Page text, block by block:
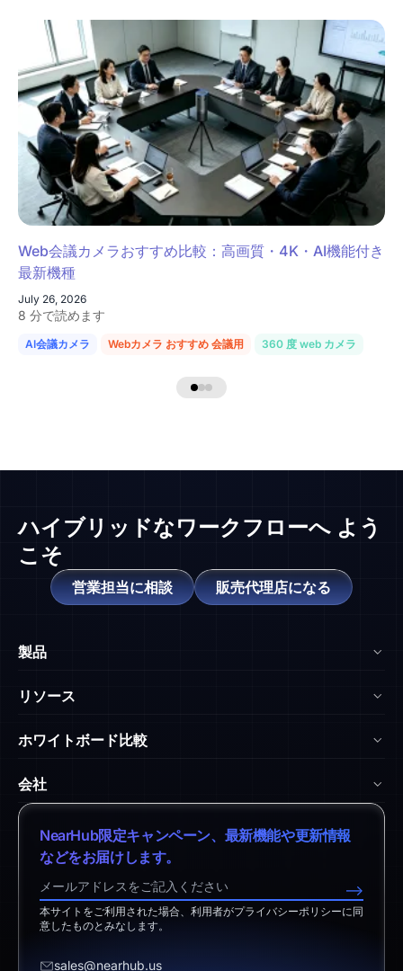
Web会議カメラおすすめ比較：高画質・4K・AI機能付き
最新機種
July 26, 2026
8 分で読めます
AI会議カメラ Webカメラ おすすめ 会議用 360 度 web カメラ
ハイブリッドなワークフローへ よう
こそ
営業担当に相談 販売代理店になる
製品
NearHub Board S
Nearity 360 Alien
Nearity 120 Max
アプリ統合
NearHub Demo
リソース
ヘルプセンター
ダウンロードセンター
返品ポリシー
免責事項
ホワイトボード比較
vs. Samsung Flip
vs. Vibe Board
vs. Neat Board 65
vs. Android Boards
vs. Chromium Boards
vs. Owl Labs Solution
会社
弊社について
特定商取引法に基づく表記
営業担当へのお問い合わせ
サポートへのお問い合わせ
NearHub限定キャンペーン、最新機能や更新情報
などをお届けします。
-->
本サイトをご利用された場合、利用者がプライバシーポリシーに同
意したものとみなします。
sales@nearhub.us